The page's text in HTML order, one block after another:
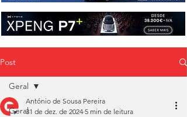
Post
Geral
Geral
António de Sousa Pereira
31 de dez. de 2024 5 min de leitura